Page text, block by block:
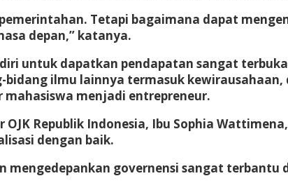
Tetapi bagaimana dapat
depan,” katanya.
untuk dapatkan pendapatan sangat
ilmu lainnya termasuk
menjadi entrepreneur.
Republik Indonesia, Ibu Sophia
dengan baik.
mengedepankan governensi sangat